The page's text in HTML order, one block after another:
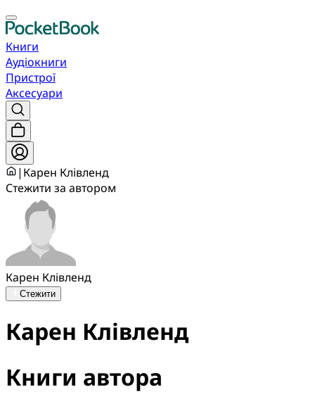
Книги
Аудіокниги
Пристрої
Аксесуари
| Карен Клівленд
Стежити за автором
Карен Клівленд
Стежити
Карен Клівленд
Книги автора